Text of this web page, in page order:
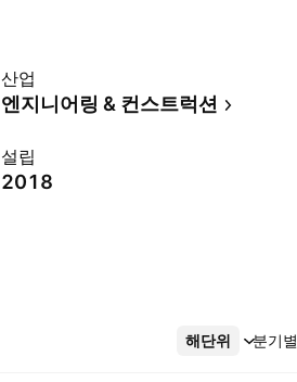
산업
엔지니어링 & 컨스트럭션
설립
2018
해단위 분기별
더보기